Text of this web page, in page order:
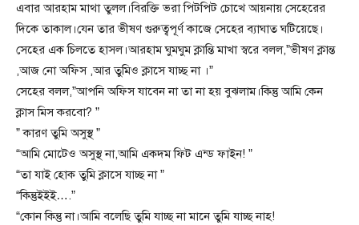
এবার আরহাম মাথা তুলল।বিরক্তি ভরা পিটপিট চোখে আয়নায় সেহেরের
দিকে তাকাল।যেন তার ভীষণ গুরুত্বপূর্ণ কাজে সেহের ব্যাঘাত ঘটিয়েছে।
সেহের এক চিলতে হাসল।আরহাম ঘুমঘুম ক্লান্তি মাখা স্বরে বলল,”ভীষণ ক্লান্ত
,আজ নো অফিস ,আর তুমিও ক্লাসে যাচ্ছ না ।”
সেহের বলল,”আপনি অফিস যাবেন না তা না হয় বুঝলাম।কিন্তু আমি কেন
ক্লাস মিস করবো? ”
” কারণ তুমি অসুস্থ ”
“আমি মোটেও অসুস্থ না,আমি একদম ফিট এন্ড ফাইন! ”
“তা যাই হোক তুমি ক্লাসে যাচ্ছ না ”
“কিন্তুইইই….”
“কোন কিন্তু না।আমি বলেছি তুমি যাচ্ছ না মানে তুমি যাচ্ছ নাহ!